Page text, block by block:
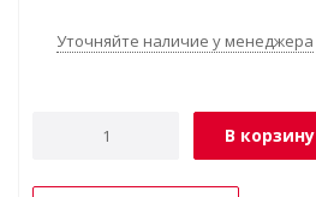
Уточняйте наличие у менеджера
В корзину